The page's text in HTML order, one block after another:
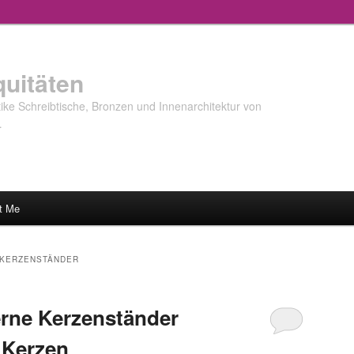
Schreibtische, Bronzen und Innenarchitektur von
Me
Kerzenständer